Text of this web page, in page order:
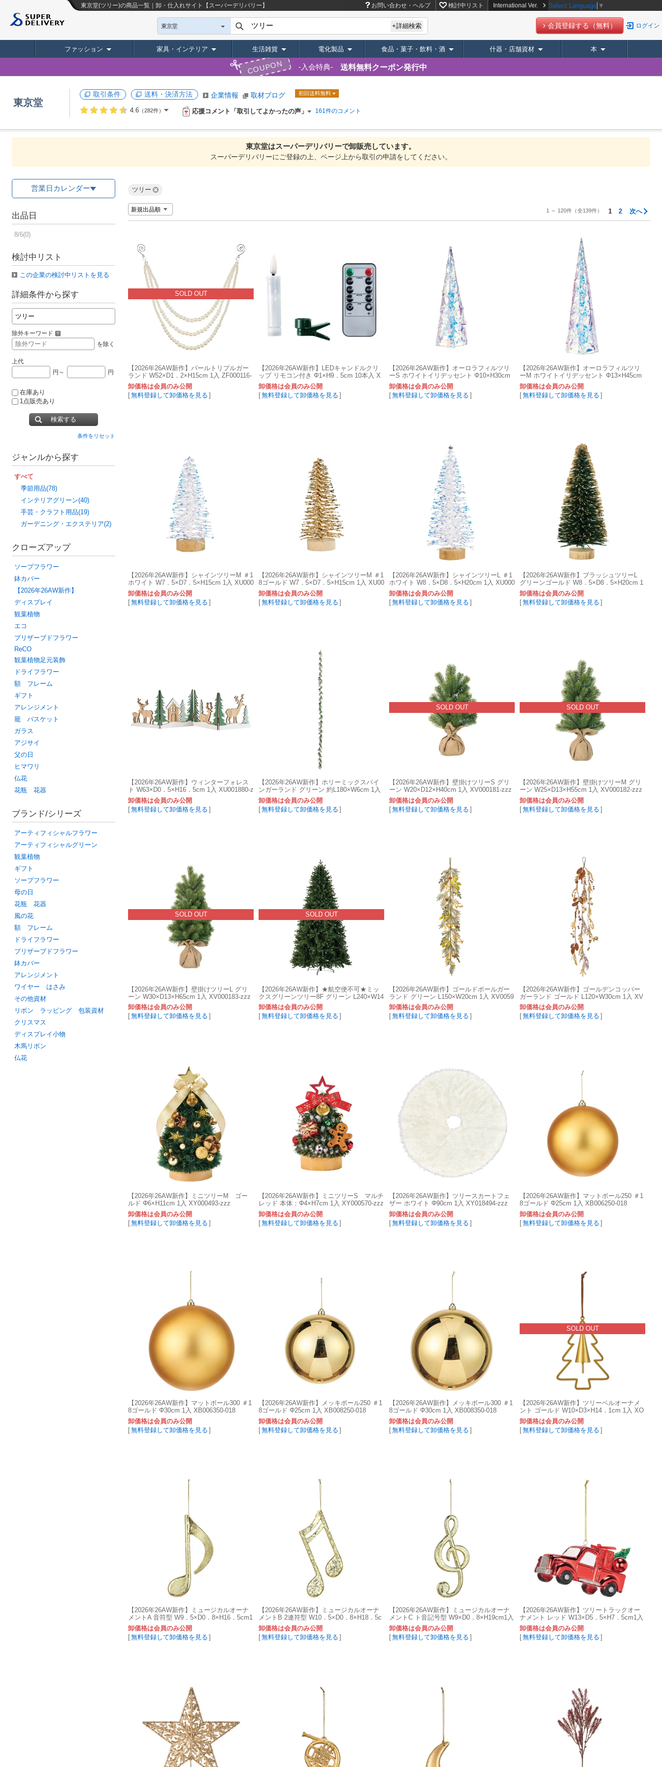
東京堂(ツリー)の商品一覧｜卸・仕入れサイト【スーパーデリバリー】 お問い合わせ・ヘルプ 検討中リスト International Ver. Select Language ▼
東京堂 +詳細検索 会員登録する（無料） ログイン
ファッション 家具・インテリア 生活雑貨 電化製品 食品・菓子・飲料・酒 什器・店舗資材 本
COUPON 入会特典 送料無料クーポン発行中
東京堂
取引条件 送料・決済方法 企業情報 取材ブログ 初回送料無料
4.6（282件） 応援コメント「取引してよかったの声」 161件のコメント
東京堂はスーパーデリバリーで卸販売しています。
スーパーデリバリーにご登録の上、ページ上から取引の申請をしてください。
営業日カレンダー
出品日
8/6(0)
検討中リスト
この企業の検討中リストを見る
詳細条件から探す
除外キーワード
を除く
上代
円～
円
在庫あり
1点販売あり
検索する
条件をリセット
ジャンルから探す
すべて
季節用品(78)
インテリアグリーン(40)
手芸・クラフト用品(19)
ガーデニング・エクステリア(2)
クローズアップ
ソープフラワー
鉢カバー
【2026年26AW新作】
ディスプレイ
観葉植物
エコ
プリザーブドフラワー
ReCO
観葉植物足元装飾
ドライフラワー
額 フレーム
ギフト
アレンジメント
籠 バスケット
ガラス
アジサイ
父の日
ヒマワリ
仏花
花瓶 花器
ブランド/シリーズ
アーティフィシャルフラワー
アーティフィシャルグリーン
観葉植物
ギフト
ソープフラワー
母の日
花瓶 花器
風の花
額 フレーム
ドライフラワー
プリザーブドフラワー
鉢カバー
アレンジメント
ワイヤー はさみ
その他資材
リボン ラッピング 包装資材
クリスマス
ディスプレイ小物
木馬リボン
仏花
ツリー
1 ～ 120件（全139件） 1 2 次へ
SOLD OUT
【2026年26AW新作】パールトリプルガー
ランド W52×D1．2×H15cm 1入 ZF000116-
zzz
卸価格は会員のみ公開
[無料登録して卸価格を見る ]
【2026年26AW新作】LEDキャンドルクリ
ップ リモコン付き Φ1×H9．5cm 10本入 X
T000980-zzz
卸価格は会員のみ公開
[無料登録して卸価格を見る ]
【2026年26AW新作】オーロラフィルツリ
ーS ホワイトイリデッセント Φ10×H30cm
1入 XU000882-zzz
卸価格は会員のみ公開
[無料登録して卸価格を見る ]
【2026年26AW新作】オーロラフィルツリ
ーM ホワイトイリデッセント Φ13×H45cm
1入 XU000883-zzz
卸価格は会員のみ公開
[無料登録して卸価格を見る ]
【2026年26AW新作】シャインツリーM ＃1
ホワイト W7．5×D7．5×H15cm 1入 XU000
884-001
卸価格は会員のみ公開
[無料登録して卸価格を見る ]
【2026年26AW新作】シャインツリーM ＃1
8ゴールド W7．5×D7．5×H15cm 1入 XU00
0884-018
卸価格は会員のみ公開
[無料登録して卸価格を見る ]
【2026年26AW新作】シャインツリーL ＃1
ホワイト W8．5×D8．5×H20cm 1入 XU000
885-001
卸価格は会員のみ公開
[無料登録して卸価格を見る ]
【2026年26AW新作】ブラッシュツリーL
グリーンゴールド W8．5×D8．5×H20cm 1
入 XU000886-zzz
卸価格は会員のみ公開
[無料登録して卸価格を見る ]
【2026年26AW新作】ウィンターフォレス
ト W63×D0．5×H16．5cm 1入 XU001880-z
zz
卸価格は会員のみ公開
[無料登録して卸価格を見る ]
【2026年26AW新作】ホリーミックスパイ
ンガーランド グリーン 約L180×W6cm 1入
XV000090-zzz
卸価格は会員のみ公開
[無料登録して卸価格を見る ]
SOLD OUT
【2026年26AW新作】壁掛けツリーS グリ
ーン W20×D12×H40cm 1入 XV000181-zzz
卸価格は会員のみ公開
[無料登録して卸価格を見る ]
SOLD OUT
【2026年26AW新作】壁掛けツリーM グリ
ーン W25×D13×H55cm 1入 XV000182-zzz
卸価格は会員のみ公開
[無料登録して卸価格を見る ]
SOLD OUT
【2026年26AW新作】壁掛けツリーL グリ
ーン W30×D13×H65cm 1入 XV000183-zzz
卸価格は会員のみ公開
[無料登録して卸価格を見る ]
SOLD OUT
【2026年26AW新作】★航空便不可★ミッ
クスグリーンツリー8F グリーン L240×W14
0cm 1入 XV005800-zzz
卸価格は会員のみ公開
[無料登録して卸価格を見る ]
【2026年26AW新作】ゴールドボールガー
ランド グリーン L150×W20cm 1入 XV0059
61-zzz
卸価格は会員のみ公開
[無料登録して卸価格を見る ]
【2026年26AW新作】ゴールデンコッパー
ガーランド ゴールド L120×W30cm 1入 XV
005962-zzz
卸価格は会員のみ公開
[無料登録して卸価格を見る ]
【2026年26AW新作】ミニツリーM ゴー
ルド Φ6×H11cm 1入 XY000493-zzz
卸価格は会員のみ公開
[無料登録して卸価格を見る ]
【2026年26AW新作】ミニツリーS マルチ
レッド 本体：Φ4×H7cm 1入 XY000570-zzz
卸価格は会員のみ公開
[無料登録して卸価格を見る ]
【2026年26AW新作】ツリースカートフェ
ザー ホワイト Φ90cm 1入 XY018494-zzz
卸価格は会員のみ公開
[無料登録して卸価格を見る ]
【2026年26AW新作】マットボール250 ＃1
8ゴールド Φ25cm 1入 XB006250-018
卸価格は会員のみ公開
[無料登録して卸価格を見る ]
【2026年26AW新作】マットボール300 ＃1
8ゴールド Φ30cm 1入 XB006350-018
卸価格は会員のみ公開
[無料登録して卸価格を見る ]
【2026年26AW新作】メッキボール250 ＃1
8ゴールド Φ25cm 1入 XB008250-018
卸価格は会員のみ公開
[無料登録して卸価格を見る ]
【2026年26AW新作】メッキボール300 ＃1
8ゴールド Φ30cm 1入 XB008350-018
卸価格は会員のみ公開
[無料登録して卸価格を見る ]
SOLD OUT
【2026年26AW新作】ツリーベルオーナメ
ント ゴールド W10×D3×H14．1cm 1入 XO
001137-zzz
卸価格は会員のみ公開
[無料登録して卸価格を見る ]
【2026年26AW新作】ミュージカルオーナ
メントA 音符型 W9．5×D0．8×H16．5cm1
入 XO001143-zzz
卸価格は会員のみ公開
[無料登録して卸価格を見る ]
【2026年26AW新作】ミュージカルオーナ
メントB 2連符型 W10．5×D0．8×H18．5c
m1入 XO001144-zzz
卸価格は会員のみ公開
[無料登録して卸価格を見る ]
【2026年26AW新作】ミュージカルオーナ
メントC ト音記号型 W9×D0．8×H19cm1入
XO001145-zzz
卸価格は会員のみ公開
[無料登録して卸価格を見る ]
【2026年26AW新作】ツリートラックオー
ナメント レッド W13×D5．5×H7．5cm1入
XO001152-zzz
卸価格は会員のみ公開
[無料登録して卸価格を見る ]